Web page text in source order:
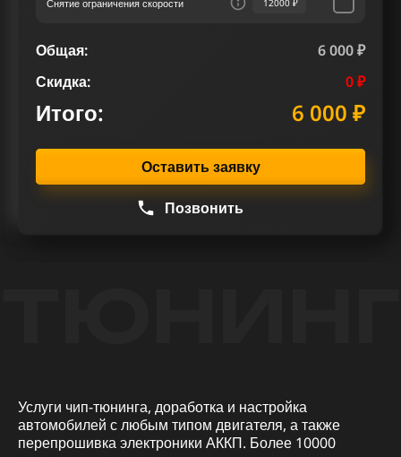
Снятие ограничения скорости 12000 ₽
Общая:
6 000 ₽
Скидка:
0 ₽
Итого: 6 000 ₽
Оставить заявку
Позвонить
Услуги чип-тюнинга, доработка и настройка
автомобилей с любым типом двигателя, а также
перепрошивка электроники АККП. Более 10000